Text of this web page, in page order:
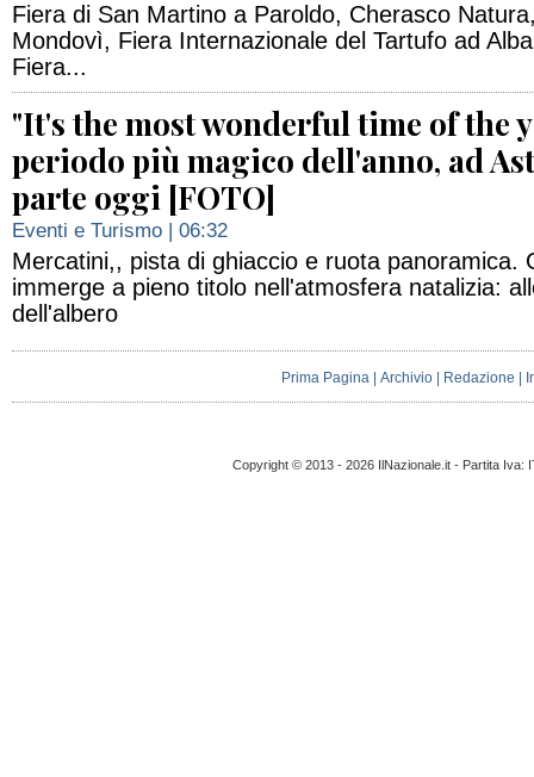
Fiera di San Martino a Paroldo, Cherasco
Mondovì, Fiera Internazionale del Tartufo ad
Fiera...
"It's the most wonderful time of the
periodo più magico dell'anno, ad
parte oggi [FOTO]
Eventi e Turismo | 06:32
Mercatini,, pista di ghiaccio e ruota panoramica.
immerge a pieno titolo nell'atmosfera natalizia:
dell'albero
Prima Pagina |Archivio Redazione
Copyright © 2013 - 2026 IlNazionale.it - Partita Iva: